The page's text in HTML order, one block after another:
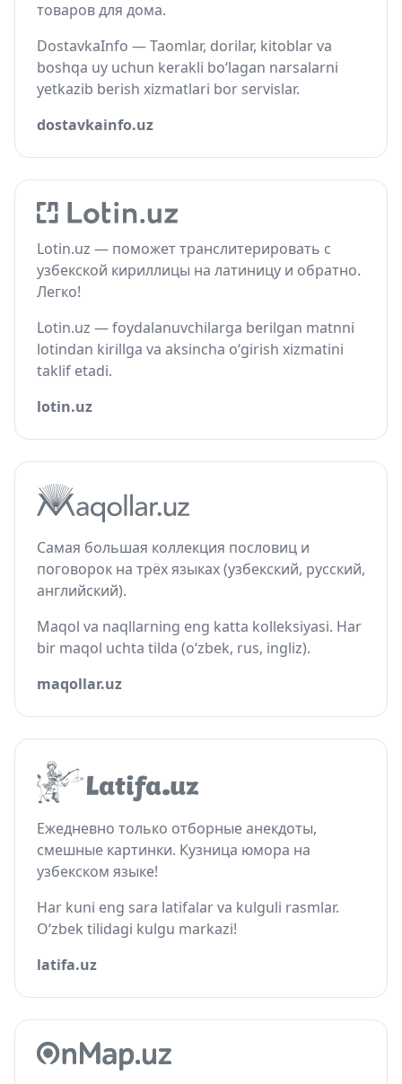
товаров для дома.
DostavkaInfo — Taomlar, dorilar, kitoblar va
boshqa uy uchun kerakli bo‘lagan narsalarni
yetkazib berish xizmatlari bor servislar.
dostavkainfo.uz
Lotin.uz — поможет транслитерировать с
узбекской кириллицы на латиницу и обратно.
Легко!
Lotin.uz — foydalanuvchilarga berilgan matnni
lotindan kirillga va aksincha o‘girish xizmatini
taklif etadi.
lotin.uz
Самая большая коллекция пословиц и
поговорок на трёх языках (узбекский, русский,
английский).
Maqol va naqllarning eng katta kolleksiyasi. Har
bir maqol uchta tilda (o‘zbek, rus, ingliz).
maqollar.uz
Ежедневно только отборные анекдоты,
смешные картинки. Кузница юмора на
узбекском языке!
Har kuni eng sara latifalar va kulguli rasmlar.
O‘zbek tilidagi kulgu markazi!
latifa.uz